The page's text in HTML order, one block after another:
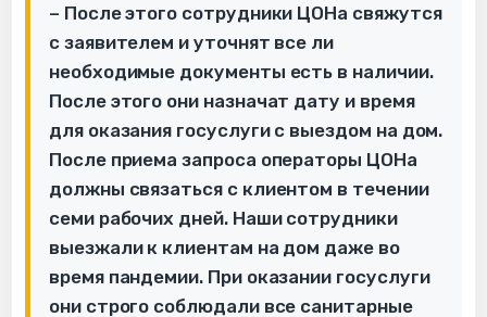
– После этого сотрудники ЦОНа свяжутся
с заявителем и уточнят все ли
необходимые документы есть в наличии.
После этого они назначат дату и время
для оказания госуслуги с выездом на дом.
После приема запроса операторы ЦОНа
должны связаться с клиентом в течении
семи рабочих дней. Наши сотрудники
выезжали к клиентам на дом даже во
время пандемии. При оказании госуслуги
они строго соблюдали все санитарные